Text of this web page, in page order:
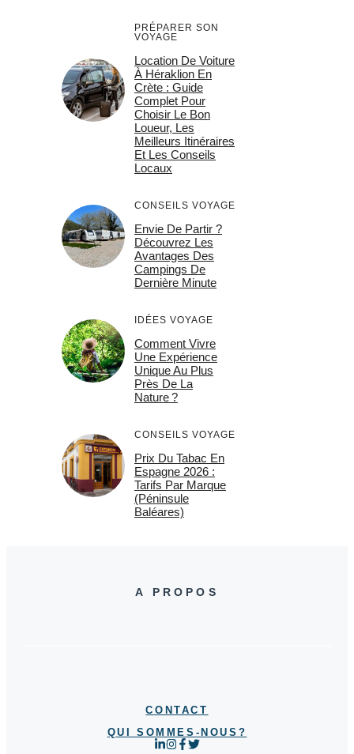
PRÉPARER SON
VOYAGE
Location De Voiture
À Héraklion En
Crète : Guide
Complet Pour
Choisir Le Bon
Loueur, Les
Meilleurs Itinéraires
Et Les Conseils
Locaux
CONSEILS VOYAGE
Envie De Partir ?
Découvrez Les
Avantages Des
Campings De
Dernière Minute
IDÉES VOYAGE
Comment Vivre
Une Expérience
Unique Au Plus
Près De La
Nature ?
CONSEILS VOYAGE
Prix Du Tabac En
Espagne 2026 :
Tarifs Par Marque
(Péninsule
Baléares)
A PROPOS
CONTACT
QUI SOMMES-NOUS?